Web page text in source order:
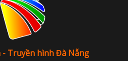
CHÍNH SÁCH - VĂN BẢN
Y TẾ - GIÁO
Truyền hình Đà Nẵng